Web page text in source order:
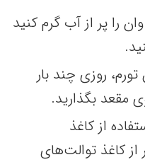
را پر از آب گرم کنید
روزی چند بار
مقعد بگذارید.
از کاغذ
کاغذ توالت‌های